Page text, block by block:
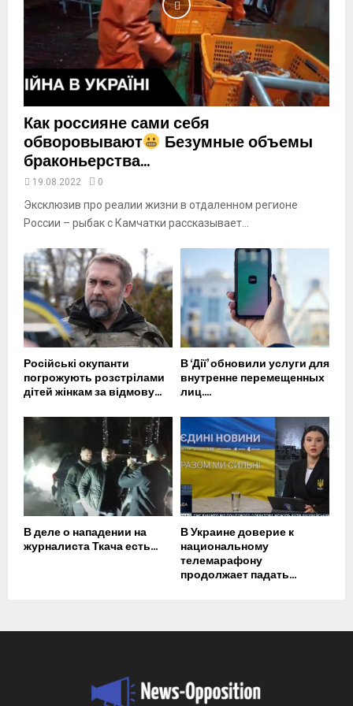
b
e
Как россияне сами себя
обворовывают Безумные объемы
браконьерства...
19.08.2022 0
Эксклюзив про реалии жизни в отдаленном регионе
России – рыбак с Камчатки рассказывает...
Російські окупанти
погрожують розстрілами
дітей жінкам за відмову...
В ‘Дії’ обновили услуги для
внутренне перемещенных
лиц....
В деле о нападении на
журналиста Ткача есть...
В Украине доверие к
национальному
телемарафону
продолжает падать...